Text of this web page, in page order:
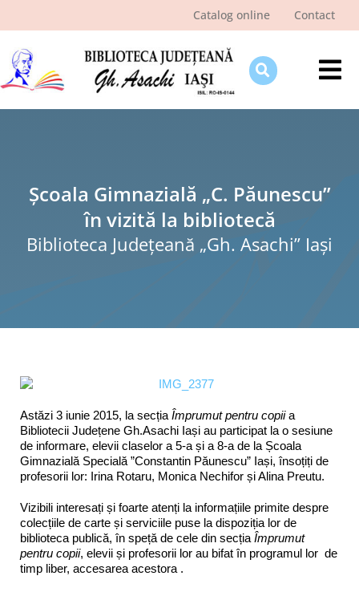
Catalog online Contact
Ştiri şi evenimente
Programe şi proiecte
Interes public
Școala Gimnazială „C. Păunescu”
în vizită la bibliotecă
Biblioteca Judeţeană „Gh. Asachi” Iaşi
Astăzi 3 iunie 2015, la secția Împrumut pentru copiia
Bibliotecii Județene Gh.Asachi Iași au participat la o sesiune
de informare, elevii claselor a 5-a și a 8-a de la Școala
Gimnazială Specială ”Constantin Păunescu” Iași, însoțiți de
profesorii lor: Irina Rotaru, Monica Nechifor și Alina Preutu.
Vizibili interesați și foarte atenți la informațiile primite despre
colecțiile de carte și serviciile puse la dispoziția lor de
biblioteca publică, în speță de cele din secția Împrumut
pentru copii, elevii și profesorii lor au bifat în programul lor de
timp liber, accesarea acestora .